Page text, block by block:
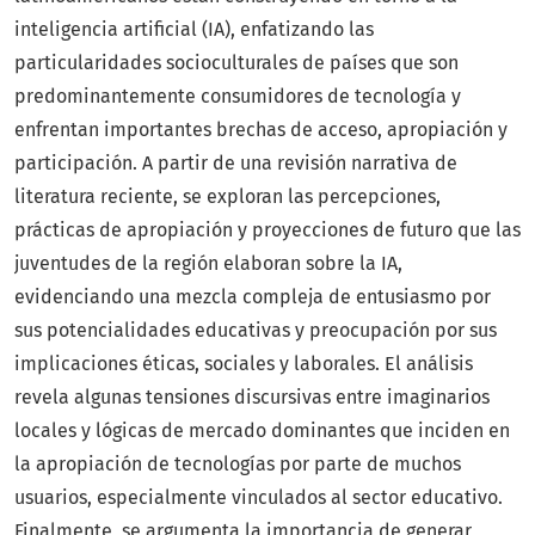
inteligencia artificial (IA), enfatizando las
particularidades socioculturales de países que son
predominantemente consumidores de tecnología y
enfrentan importantes brechas de acceso, apropiación y
participación. A partir de una revisión narrativa de
literatura reciente, se exploran las percepciones,
prácticas de apropiación y proyecciones de futuro que las
juventudes de la región elaboran sobre la IA,
evidenciando una mezcla compleja de entusiasmo por
sus potencialidades educativas y preocupación por sus
implicaciones éticas, sociales y laborales. El análisis
revela algunas tensiones discursivas entre imaginarios
locales y lógicas de mercado dominantes que inciden en
la apropiación de tecnologías por parte de muchos
usuarios, especialmente vinculados al sector educativo.